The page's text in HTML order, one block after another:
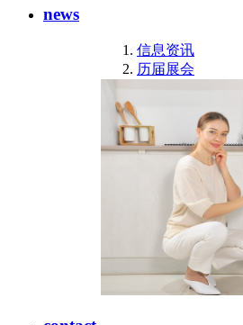
news
信息资讯
历届展会